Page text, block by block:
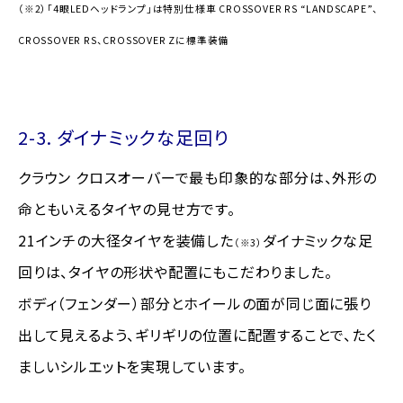
（※2）「4眼LEDヘッドランプ」は特別仕様車 CROSSOVER RS “LANDSCAPE”、
CROSSOVER RS、CROSSOVER Zに標準装備
2-3. ダイナミックな足回り
クラウン クロスオーバーで最も印象的な部分は、外形の
命ともいえるタイヤの見せ方です。
21インチの大径タイヤを装備した （※3） ダイナミックな足
回りは、タイヤの形状や配置にもこだわりました。
ボディ（フェンダー）部分とホイールの面が同じ面に張り
出して見えるよう、ギリギリの位置に配置することで、たく
ましいシルエットを実現しています。